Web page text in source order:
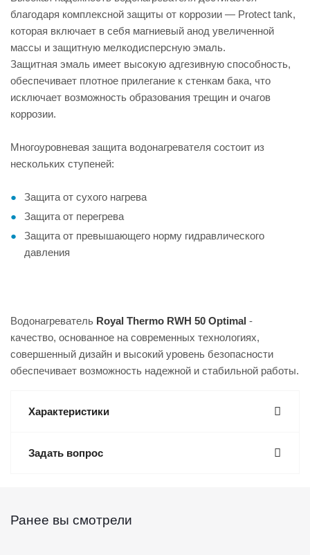
благодаря комплексной защиты от коррозии — Protect tank,
которая включает в себя магниевый анод увеличенной
массы и защитную мелкодисперсную эмаль.
Защитная эмаль имеет высокую адгезивную способность,
обеспечивает плотное прилегание к стенкам бака, что
исключает возможность образования трещин и очагов
коррозии.
Многоуровневая защита водонагревателя состоит из
нескольких ступеней:
Защита от сухого нагрева
Защита от перегрева
Защита от превышающего норму гидравлического
давления
Водонагреватель Royal Thermo RWH 50 Optimal -
качество, основанное на современных технологиях,
совершенный дизайн и высокий уровень безопасности
обеспечивает возможность надежной и стабильной работы.
Характеристики
Задать вопрос
Ранее вы смотрели